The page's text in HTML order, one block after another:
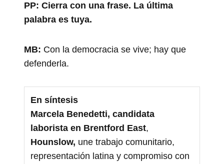
PP: Cierra con una frase. La última
palabra es tuya.
MB: Con la democracia se vive; hay que
defenderla.
En síntesis
Marcela Benedetti, candidata
laborista en Brentford East,
Hounslow, une trabajo comunitario,
representación latina y compromiso con